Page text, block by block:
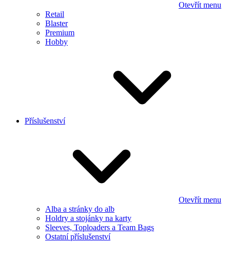
Otevřít menu
Retail
Blaster
Premium
Hobby
Příslušenství
Otevřít menu
Alba a stránky do alb
Holdry a stojánky na karty
Sleeves, Toploaders a Team Bags
Ostatní příslušenství